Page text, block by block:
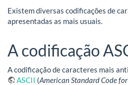
Existem diversas codificações de
apresentadas as mais usuais.
A codificação
A codificação de caracteres mais
ASCII (American Standard Code